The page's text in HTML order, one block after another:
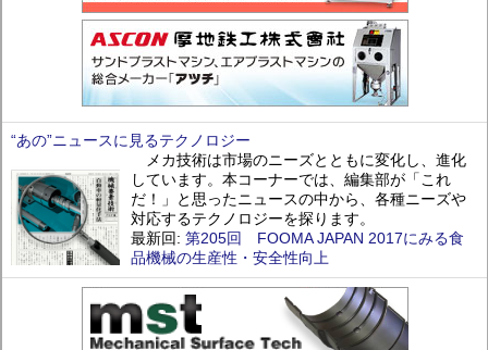
“あの”ニュースに見るテクノロジー
メカ技術は市場のニーズとともに変化し、進化
しています。本コーナーでは、編集部が「これ
だ！」と思ったニュースの中から、各種ニーズや
対応するテクノロジーを探ります。
最新回: 第205回 FOOMA JAPAN 2017にみる食
品機械の生産性・安全性向上